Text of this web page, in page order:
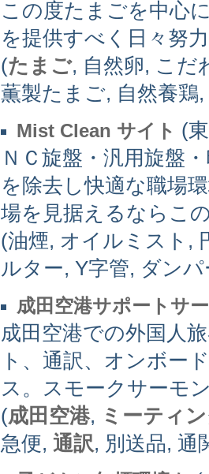
この度たまごを中心
を提供すべく日々努
(たまご, 自然卵, こだ
薫製たまご, 自然養
Mist Clean サイト (
ＮＣ旋盤・汎用旋盤
を除去し快適な職場
場を見据えるならこ
(油煙, オイルミスト,
ルター, Y字管, ダン
成田空港サポートサ
成田空港での外国人
ト、通訳、オンボー
ス。スモークサーモ
(成田空港, ミーティ
急便, 通訳, 別送品,